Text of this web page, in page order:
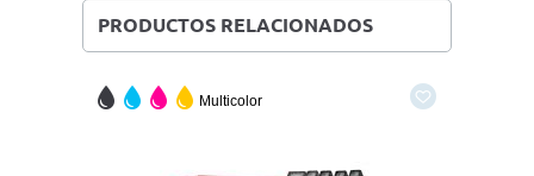
PRODUCTOS RELACIONADOS
Multicolor